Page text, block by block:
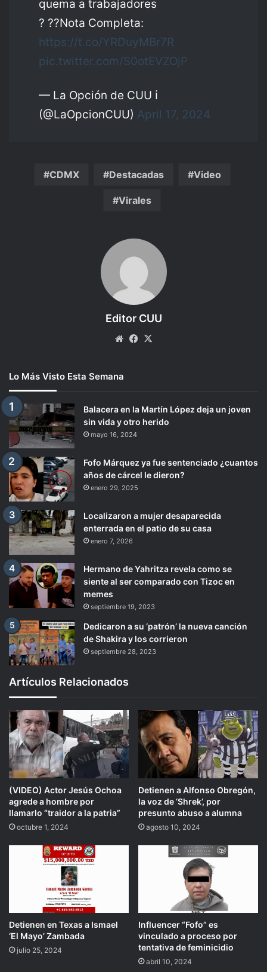
quema a trabajadores
? ??Nota Completa:
https://t.co/YRDuyMBr7R
pic.twitter.com/S0otEVZOjP
— La Opción de CUU ℹ️
(@LaOpcionCUU) April 17, 2024
CDMX Destacadas Video
Virales
Editor CUU
WebsiteFacebook
Lo Más Visto Esta Semana
Balacera en la Martín López deja un joven
sin vida y otro herido
mayo 16, 2024
Fofo Márquez ya fue sentenciado ¿cuantos
años de cárcel le dieron?
enero 29, 2025
Localizaron a mujer desaparecida
enterrada en el patio de su casa
enero 7, 2026
Hermano de Yahritza revela como se
siente al ser comparado con Tizoc en
memes
septiembre 19, 2023
Dedicaron a su ‘patrón’ la nueva canción
de Shakira y los corrieron
septiembre 28, 2023
Artículos Relacionados
(VIDEO) Actor Jesús Ochoa
agrede a hombre por
llamarlo “traidor a la patria”
octubre 1, 2024
Detienen a Alfonso Obregón,
la voz de ‘Shrek’, por
presunto abuso a alumna
agosto 10, 2024
Detienen en Texas a Ismael
‘El Mayo’ Zambada
julio 25, 2024
Influencer “Fofo” es
vinculado a proceso por
tentativa de feminicidio
abril 10, 2024